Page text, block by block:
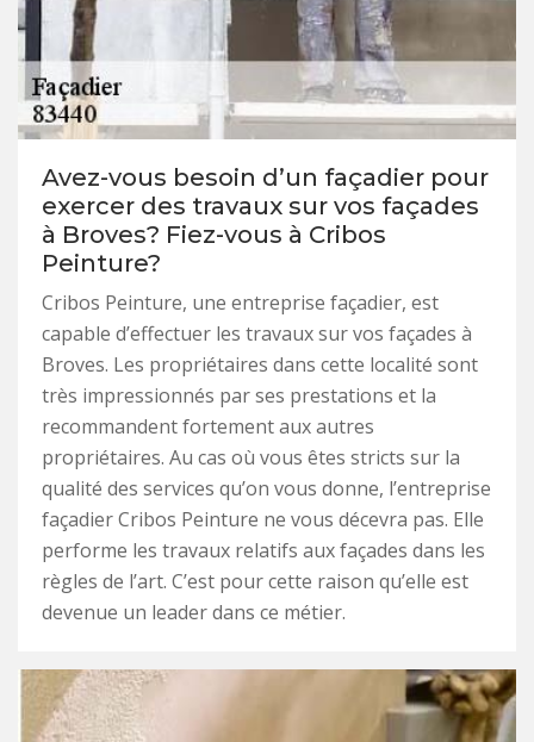
Avez-vous besoin d’un façadier pour
exercer des travaux sur vos façades
à Broves? Fiez-vous à Cribos
Peinture?
Cribos Peinture, une entreprise façadier, est
capable d’effectuer les travaux sur vos façades à
Broves. Les propriétaires dans cette localité sont
très impressionnés par ses prestations et la
recommandent fortement aux autres
propriétaires. Au cas où vous êtes stricts sur la
qualité des services qu’on vous donne, l’entreprise
façadier Cribos Peinture ne vous décevra pas. Elle
performe les travaux relatifs aux façades dans les
règles de l’art. C’est pour cette raison qu’elle est
devenue un leader dans ce métier.